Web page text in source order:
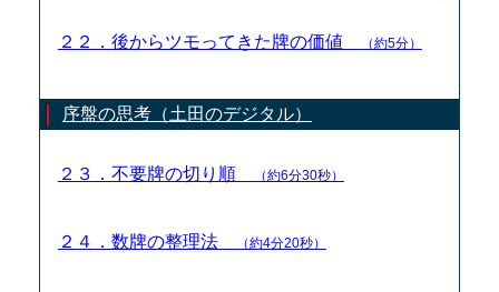
２２．後からツモってきた牌の価値 （約5分）
序盤の思考（土田のデジタル）
２３．不要牌の切り順 （約6分30秒）
２４．数牌の整理法 （約4分20秒）